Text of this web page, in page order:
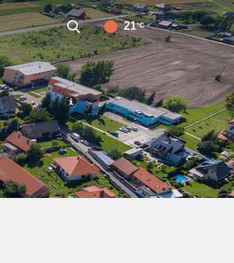
21°C